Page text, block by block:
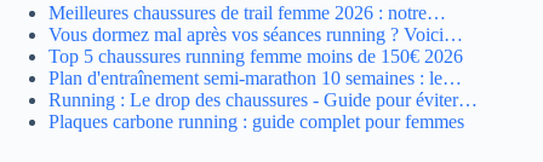
Meilleures chaussures de trail femme 2026 : notre…
Vous dormez mal après vos séances running ? Voici…
Top 5 chaussures running femme moins de 150€ 2026
Plan d'entraînement semi-marathon 10 semaines : le…
Running : Le drop des chaussures - Guide pour éviter…
Plaques carbone running : guide complet pour femmes